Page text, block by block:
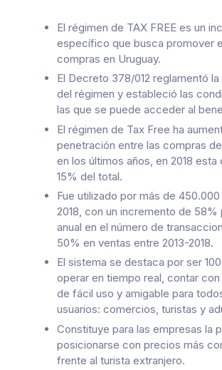
El régimen de TAX FREE es un
específico que busca promover
compras en Uruguay.
El Decreto 378/012 reglamentó la
del régimen y estableció las
las que se puede acceder al
El régimen de Tax Free ha
penetración entre las compras
en los últimos años, en 2018 esta
15% del total.
Fue utilizado por más de
2018, con un incremento de 58%
anual en el número de
50% en ventas entre 2013-2018.
El sistema se destaca por ser
operar en tiempo real, contar
de fácil uso y amigable para
usuarios: comercios, turistas y
Constituye para las empresas la
posicionarse con precios más
frente al turista extranjero.